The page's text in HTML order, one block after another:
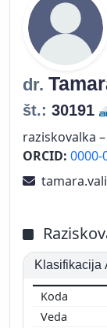
dr.
št.: 30191
raziskovalka
ORCID: 0000-
Klasifikacija